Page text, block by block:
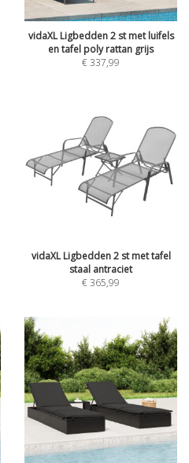
vidaXL Ligbedden 2 st met luifels
en tafel poly rattan grijs
€337,99
vidaXL Ligbedden 2 st met tafel
staal antraciet
€365,99